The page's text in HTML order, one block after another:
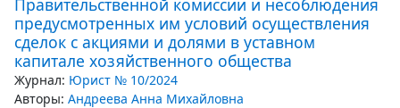
Правительственной комиссии и несоблюдения
предусмотренных им условий осуществления
сделок с акциями и долями в уставном
капитале хозяйственного общества
Журнал: Юрист № 10/2024
Авторы: Андреева Анна Михайловна